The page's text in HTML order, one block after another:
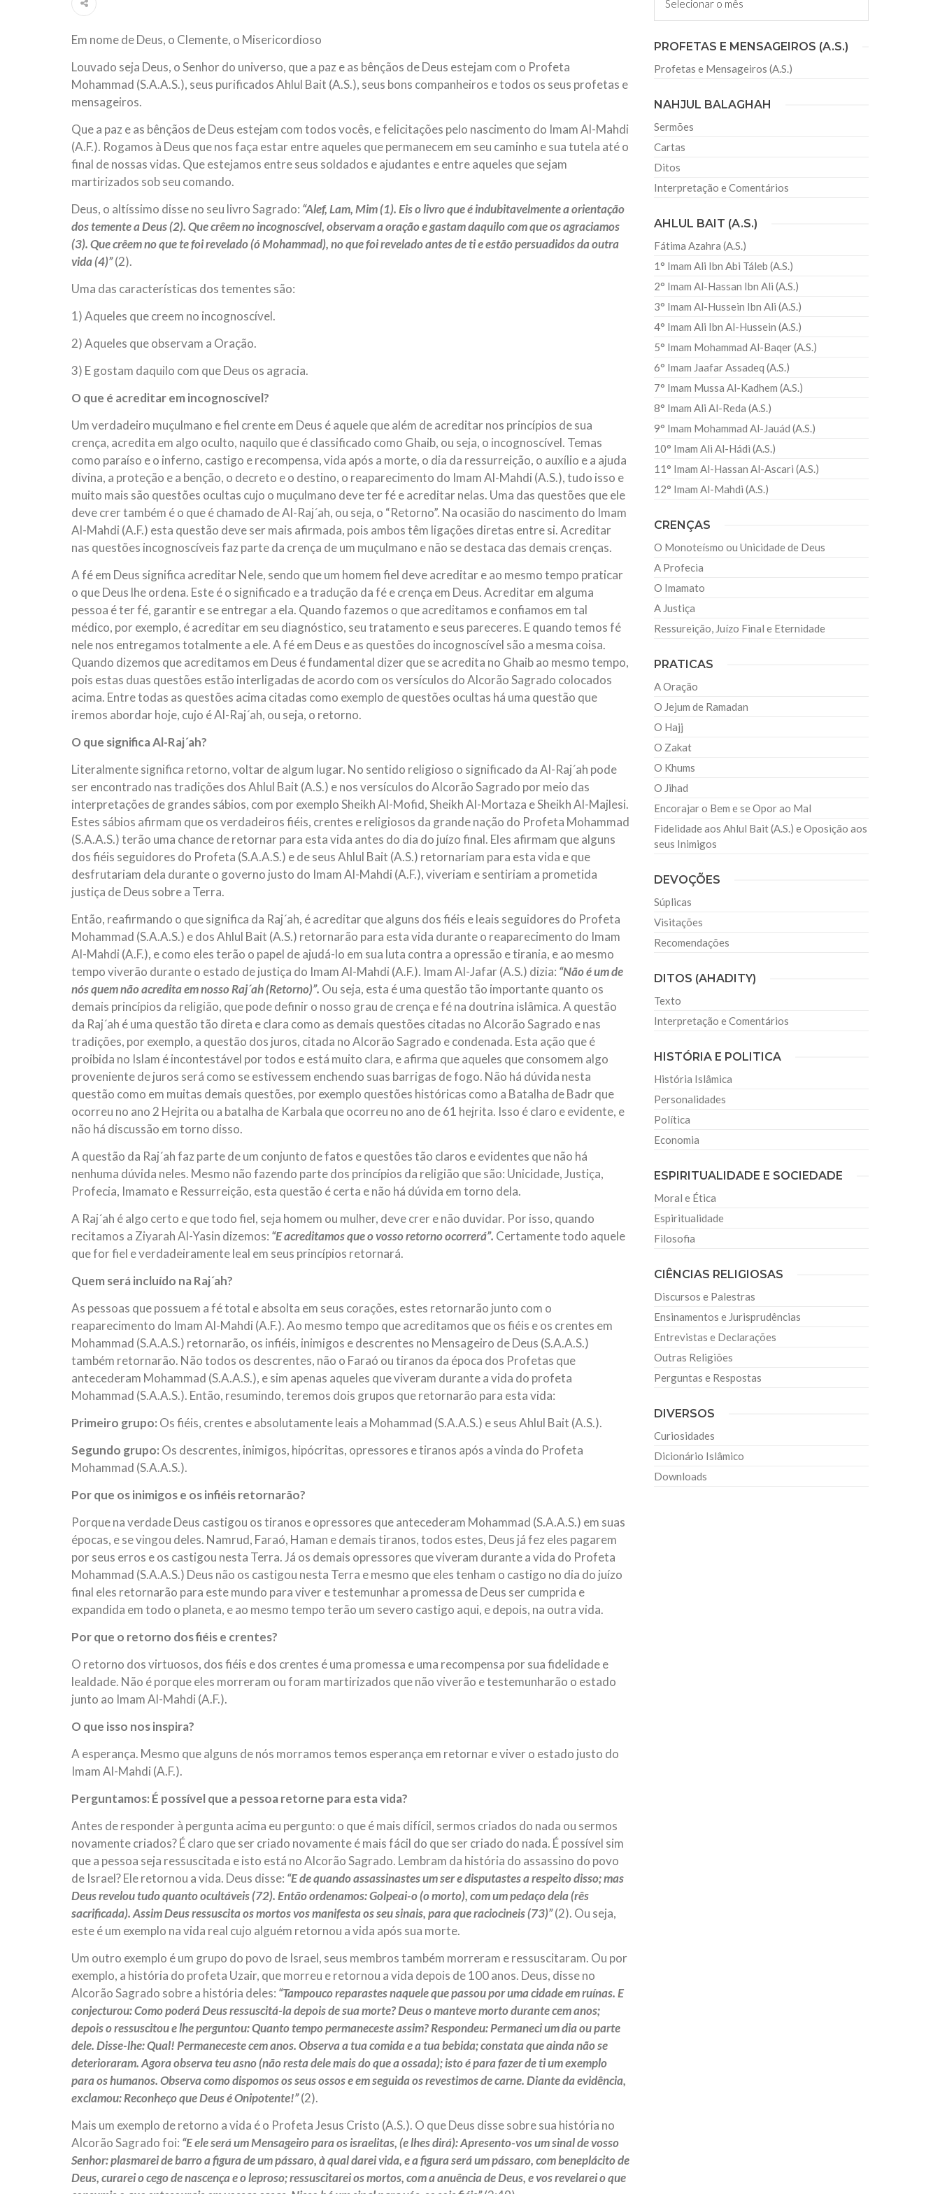
Hejrita. Desejamos a todos os irmãos e irmãs um novo
10 DE NOVEMBRO DE 2013
Em nome de Deus, o Clemente, o Misericordioso! Diante da data em que
relembramos o martírio do quarto Imam dos muçulmanos, o Imam Ali Ibn Al-
Hussein Ibn Ali Ibn Abi Táleb (A.S.), conhecido por “Zein Al-Ábidin” (Formosura
Centro Islâmico no Brasil recebe o ex-ministro das
Relações Exteriores da República Islâmica do Irã
Na noite da quinta-feira, 03 de Abril, o Centro Islâmico no Brasil recebeu em sua
sede, em São Paulo, o ex-ministro das Relações Exteriores da República Islâmica
do Irã, Sr. Kamal Kharrazi, que encontra-se visitando
Em nome de Deus, o Clemente, o Misericordioso
Louvado seja Deus, o Senhor do universo, que a paz e as bênçãos de Deus estejam com o Profeta
Mohammad (S.A.A.S.), seus purificados Ahlul Bait (A.S.), seus bons companheiros e todos os seus profetas e
mensageiros.
Que a paz e as bênçãos de Deus estejam com todos vocês, e felicitações pelo nascimento do Imam Al-Mahdi
(A.F.). Rogamos à Deus que nos faça estar entre aqueles que permanecem em seu caminho e sua tutela até o
final de nossas vidas. Que estejamos entre seus soldados e ajudantes e entre aqueles que sejam
martirizados sob seu comando.
Deus, o altíssimo disse no seu livro Sagrado: “Alef, Lam, Mim (1). Eis o livro que é indubitavelmente a orientação
dos temente a Deus (2). Que crêem no incognoscível, observam a oração e gastam daquilo com que os agraciamos
(3). Que crêem no que te foi revelado (ó Mohammad), no que foi revelado antes de ti e estão persuadidos da outra
vida (4)”(2).
Uma das características dos tementes são:
1) Aqueles que creem no incognoscível.
2) Aqueles que observam a Oração.
3) E gostam daquilo com que Deus os agracia.
O que é acreditar em incognoscível?
Um verdadeiro muçulmano e fiel crente em Deus é aquele que além de acreditar nos princípios de sua
crença, acredita em algo oculto, naquilo que é classificado como Ghaib, ou seja, o incognoscível. Temas
como paraíso e o inferno, castigo e recompensa, vida após a morte, o dia da ressurreição, o auxílio e a ajuda
divina, a proteção e a benção, o decreto e o destino, o reaparecimento do Imam Al-Mahdi (A.S.), tudo isso e
muito mais são questões ocultas cujo o muçulmano deve ter fé e acreditar nelas. Uma das questões que ele
deve crer também é o que é chamado de Al-Raj´ah, ou seja, o “Retorno”. Na ocasião do nascimento do Imam
Al-Mahdi (A.F.) esta questão deve ser mais afirmada, pois ambos têm ligações diretas entre si. Acreditar
nas questões incognoscíveis faz parte da crença de um muçulmano e não se destaca das demais crenças.
A fé em Deus significa acreditar Nele, sendo que um homem fiel deve acreditar e ao mesmo tempo praticar
o que Deus lhe ordena. Este é o significado e a tradução da fé e crença em Deus. Acreditar em alguma
pessoa é ter fé, garantir e se entregar a ela. Quando fazemos o que acreditamos e confiamos em tal
médico, por exemplo, é acreditar em seu diagnóstico, seu tratamento e seus pareceres. E quando temos fé
nele nos entregamos totalmente a ele. A fé em Deus e as questões do incognoscível são a mesma coisa.
Quando dizemos que acreditamos em Deus é fundamental dizer que se acredita no Ghaib ao mesmo tempo,
pois estas duas questões estão interligadas de acordo com os versículos do Alcorão Sagrado colocados
acima. Entre todas as questões acima citadas como exemplo de questões ocultas há uma questão que
iremos abordar hoje, cujo é Al-Raj´ah, ou seja, o retorno.
O que significa Al-Raj´ah?
Literalmente significa retorno, voltar de algum lugar. No sentido religioso o significado da Al-Raj´ah pode
ser encontrado nas tradições dos Ahlul Bait (A.S.) e nos versículos do Alcorão Sagrado por meio das
interpretações de grandes sábios, com por exemplo Sheikh Al-Mofid, Sheikh Al-Mortaza e Sheikh Al-Majlesi.
Estes sábios afirmam que os verdadeiros fiéis, crentes e religiosos da grande nação do Profeta Mohammad
(S.A.A.S.) terão uma chance de retornar para esta vida antes do dia do juízo final. Eles afirmam que alguns
dos fiéis seguidores do Profeta (S.A.A.S.) e de seus Ahlul Bait (A.S.) retornariam para esta vida e que
desfrutariam dela durante o governo justo do Imam Al-Mahdi (A.F.), viveriam e sentiriam a prometida
justiça de Deus sobre a Terra.
Então, reafirmando o que significa da Raj´ah, é acreditar que alguns dos fiéis e leais seguidores do Profeta
Mohammad (S.A.A.S.) e dos Ahlul Bait (A.S.) retornarão para esta vida durante o reaparecimento do Imam
Al-Mahdi (A.F.), e como eles terão o papel de ajudá-lo em sua luta contra a opressão e tirania, e ao mesmo
tempo viverão durante o estado de justiça do Imam Al-Mahdi (A.F.). Imam Al-Jafar (A.S.) dizia: “Não é um de
nós quem não acredita em nosso Raj´ah (Retorno)”. Ou seja, esta é uma questão tão importante quanto os
demais princípios da religião, que pode definir o nosso grau de crença e fé na doutrina islâmica. A questão
da Raj´ah é uma questão tão direta e clara como as demais questões citadas no Alcorão Sagrado e nas
tradições, por exemplo, a questão dos juros, citada no Alcorão Sagrado e condenada. Esta ação que é
proibida no Islam é incontestável por todos e está muito clara, e afirma que aqueles que consomem algo
proveniente de juros será como se estivessem enchendo suas barrigas de fogo. Não há dúvida nesta
questão como em muitas demais questões, por exemplo questões históricas como a Batalha de Badr que
ocorreu no ano 2 Hejrita ou a batalha de Karbala que ocorreu no ano de 61 hejrita. Isso é claro e evidente, e
não há discussão em torno disso.
A questão da Raj´ah faz parte de um conjunto de fatos e questões tão claros e evidentes que não há
nenhuma dúvida neles. Mesmo não fazendo parte dos princípios da religião que são: Unicidade, Justiça,
Profecia, Imamato e Ressurreição, esta questão é certa e não há dúvida em torno dela.
A Raj´ah é algo certo e que todo fiel, seja homem ou mulher, deve crer e não duvidar. Por isso, quando
recitamos a Ziyarah Al-Yasin dizemos: “E acreditamos que o vosso retorno ocorrerá”. Certamente todo aquele
que for fiel e verdadeiramente leal em seus princípios retornará.
Quem será incluído na Raj´ah?
As pessoas que possuem a fé total e absolta em seus corações, estes retornarão junto com o
reaparecimento do Imam Al-Mahdi (A.F.). Ao mesmo tempo que acreditamos que os fiéis e os crentes em
Mohammad (S.A.A.S.) retornarão, os infiéis, inimigos e descrentes no Mensageiro de Deus (S.A.A.S.)
também retornarão. Não todos os descrentes, não o Faraó ou tiranos da época dos Profetas que
antecederam Mohammad (S.A.A.S.), e sim apenas aqueles que viveram durante a vida do profeta
Mohammad (S.A.A.S.). Então, resumindo, teremos dois grupos que retornarão para esta vida:
Primeiro grupo: Os fiéis, crentes e absolutamente leais a Mohammad (S.A.A.S.) e seus Ahlul Bait (A.S.).
Segundo grupo: Os descrentes, inimigos, hipócritas, opressores e tiranos após a vinda do Profeta
Mohammad (S.A.A.S.).
Por que os inimigos e os infiéis retornarão?
Porque na verdade Deus castigou os tiranos e opressores que antecederam Mohammad (S.A.A.S.) em suas
épocas, e se vingou deles. Namrud, Faraó, Haman e demais tiranos, todos estes, Deus já fez eles pagarem
por seus erros e os castigou nesta Terra. Já os demais opressores que viveram durante a vida do Profeta
Mohammad (S.A.A.S.) Deus não os castigou nesta Terra e mesmo que eles tenham o castigo no dia do juízo
final eles retornarão para este mundo para viver e testemunhar a promessa de Deus ser cumprida e
expandida em todo o planeta, e ao mesmo tempo terão um severo castigo aqui, e depois, na outra vida.
Por que o retorno dos fiéis e crentes?
O retorno dos virtuosos, dos fiéis e dos crentes é uma promessa e uma recompensa por sua fidelidade e
lealdade. Não é porque eles morreram ou foram martirizados que não viverão e testemunharão o estado
junto ao Imam Al-Mahdi (A.F.).
O que isso nos inspira?
A esperança. Mesmo que alguns de nós morramos temos esperança em retornar e viver o estado justo do
Imam Al-Mahdi (A.F.).
Perguntamos: É possível que a pessoa retorne para esta vida?
Antes de responder à pergunta acima eu pergunto: o que é mais difícil, sermos criados do nada ou sermos
novamente criados? É claro que ser criado novamente é mais fácil do que ser criado do nada. É possível sim
que a pessoa seja ressuscitada e isto está no Alcorão Sagrado. Lembram da história do assassino do povo
de Israel? Ele retornou a vida. Deus disse: “E de quando assassinastes um ser e disputastes a respeito disso; mas
Deus revelou tudo quanto ocultáveis (72). Então ordenamos: Golpeai-o (o morto), com um pedaço dela (rês
sacrificada). Assim Deus ressuscita os mortos vos manifesta os seu sinais, para que raciocineis (73)”(2). Ou seja,
este é um exemplo na vida real cujo alguém retornou a vida após sua morte.
Um outro exemplo é um grupo do povo de Israel, seus membros também morreram e ressuscitaram. Ou por
exemplo, a história do profeta Uzair, que morreu e retornou a vida depois de 100 anos. Deus, disse no
Alcorão Sagrado sobre a história deles: “Tampouco reparastes naquele que passou por uma cidade em ruínas. E
conjecturou: Como poderá Deus ressuscitá-la depois de sua morte? Deus o manteve morto durante cem anos;
depois o ressuscitou e lhe perguntou: Quanto tempo permaneceste assim? Respondeu: Permaneci um dia ou parte
dele. Disse-lhe: Qual! Permaneceste cem anos. Observa a tua comida e a tua bebida; constata que ainda não se
deterioraram. Agora observa teu asno (não resta dele mais do que a ossada); isto é para fazer de ti um exemplo
para os humanos. Observa como dispomos os seus ossos e em seguida os revestimos de carne. Diante da evidência,
exclamou: Reconheço que Deus é Onipotente!”(2).
Mais um exemplo de retorno a vida é o Profeta Jesus Cristo (A.S.). O que Deus disse sobre sua história no
Alcorão Sagrado foi: “E ele será um Mensageiro para os israelitas, (e lhes dirá): Apresento-vos um sinal de vosso
Senhor: plasmarei de barro a figura de um pássaro, à qual darei vida, e a figura será um pássaro, com beneplácito de
Deus, curarei o cego de nascença e o leproso; ressuscitarei os mortos, com a anuência de Deus, e vos revelarei o que
PROFETAS E MENSAGEIROS (A.S.)
Profetas e Mensageiros (A.S.)
NAHJUL BALAGHAH
Sermões
Cartas
Ditos
Interpretação e Comentários
AHLUL BAIT (A.S.)
Fátima Azahra (A.S.)
1° Imam Ali Ibn Abi Táleb (A.S.)
2° Imam Al-Hassan Ibn Ali (A.S.)
3° Imam Al-Hussein Ibn Ali (A.S.)
4° Imam Ali Ibn Al-Hussein (A.S.)
5° Imam Mohammad Al-Baqer (A.S.)
6° Imam Jaafar Assadeq (A.S.)
7° Imam Mussa Al-Kadhem (A.S.)
8° Imam Ali Al-Reda (A.S.)
9° Imam Mohammad Al-Jauád (A.S.)
10° Imam Ali Al-Hádi (A.S.)
11° Imam Al-Hassan Al-Ascari (A.S.)
12° Imam Al-Mahdi (A.S.)
CRENÇAS
O Monoteísmo ou Unicidade de Deus
A Profecia
O Imamato
A Justiça
Ressureição, Juízo Final e Eternidade
PRATICAS
A Oração
O Jejum de Ramadan
O Hajj
O Zakat
O Khums
O Jihad
Encorajar o Bem e se Opor ao Mal
Fidelidade aos Ahlul Bait (A.S.) e Oposição aos
seus Inimigos
DEVOÇÕES
Súplicas
Visitações
Recomendações
DITOS (AHADITY)
Texto
Interpretação e Comentários
HISTÓRIA E POLITICA
História Islâmica
Personalidades
Política
Economia
ESPIRITUALIDADE E SOCIEDADE
Moral e Ética
Espiritualidade
Filosofia
CIÊNCIAS RELIGIOSAS
Discursos e Palestras
Ensinamentos e Jurisprudências
Entrevistas e Declarações
Outras Religiões
Perguntas e Respostas
DIVERSOS
Curiosidades
Dicionário Islâmico
Downloads